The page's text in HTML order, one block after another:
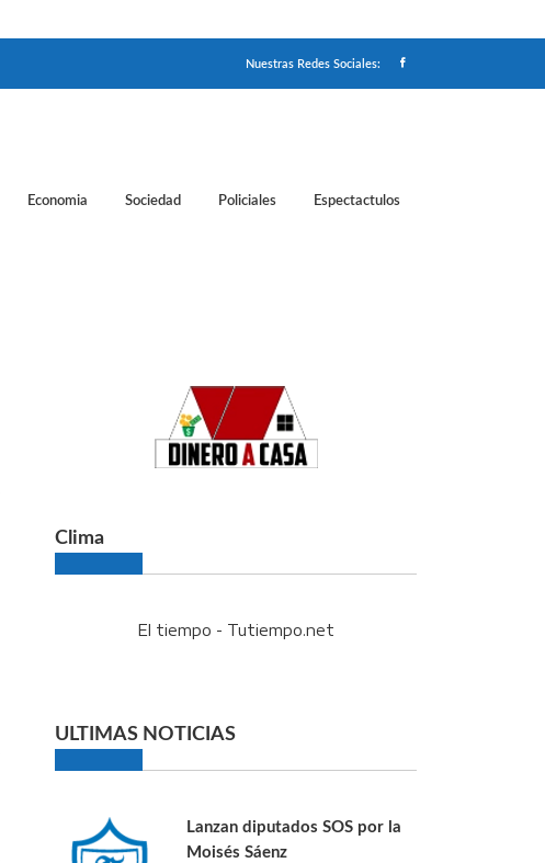
Nuestras Redes Sociales:
Economia Sociedad Policiales Espectactulos
Clima
El tiempo - Tutiempo.net
ULTIMAS NOTICIAS
Lanzan diputados SOS por la
Moisés Sáenz